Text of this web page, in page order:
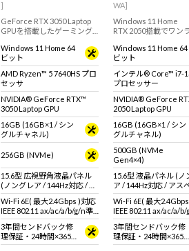
]
GeForce RTX 3050 Laptop
GPUを搭載したゲーミング
してみたい方におすすめな
ホワイトカラーモデル
Windows 11 Home 64
ビット
AMD Ryzen™ 5 7640HS プロ
セッサ
NVIDIA® GeForce RTX™
3050 Laptop GPU
16GB (16GB×1 / シン
グルチャネル)
256GB (NVMe)
15.6型 広視野角液晶パネル
(ノングレア / 144Hz対応 / ア
スペクト比16:9)
Wi-Fi 6E( 最大2.4Gbps )対応
IEEE 802.11 ax/ac/a/b/g/n準
拠 ＋ Bluetooth 5内蔵
3年間センドバック修
理保証・24時間×365
日電話サポート
WA]
Windows 11 Home
RTX 2050搭載でワン
対応液晶パネル採用
動画編集やライトゲ
もおすすめ！
Windows 11 Home 64
ビット
インテル® Core™ i7-
プロセッサー
NVIDIA® GeForce
2050 Laptop GPU
16GB (16GB×1 / シン
グルチャネル)
500GB (NVMe
Gen4×4)
15.6型 液晶パネル (ノ
ア / 144Hz対応 / アス
比16:9)
Wi-Fi 6E( 最大
IEEE 802.11 ax/ac/a/
拠 ＋ Bluetooth 5内蔵
3年間センドバック修
理保証・24時間×365
日電話サポート